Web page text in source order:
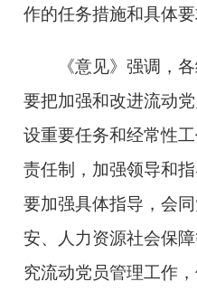
作的任务措施和具体要
《意见》强调，各
要把加强和改进流动
设重要任务和经常性
责任制，加强领导和
要加强具体指导，会
安、人力资源社会保
究流动党员管理工作